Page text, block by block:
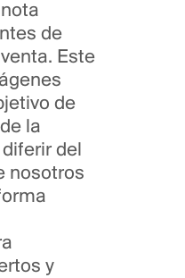
de
Este
de
la
del
nosotros
y